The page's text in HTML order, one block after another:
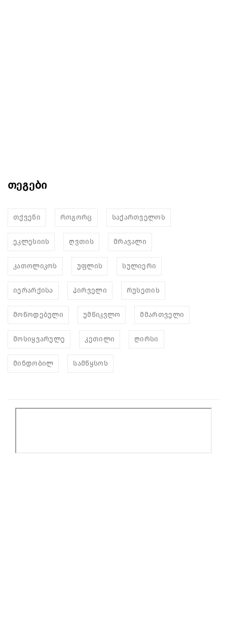
თეგები
თქვენი როგორც საქართველოს
ეკლესიის ღვთის მრავალი
კათოლიკოს უფლის სულიერი
იერარქისა პირველი რუსეთის
მოწოდებული უმწიკვლო მმართველი
მოსიყვარულე კეთილი ღირსი
მინდობილ სამწყსოს